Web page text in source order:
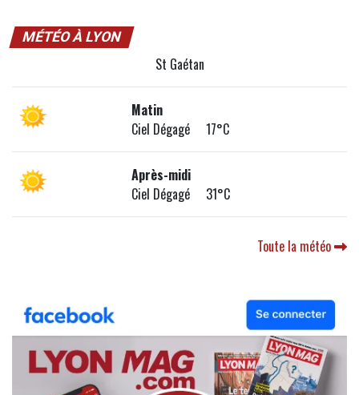
MÉTÉO À LYON
St Gaétan
Matin
Ciel Dégagé 17°C
Après-midi
Ciel Dégagé 31°C
Toute la météo